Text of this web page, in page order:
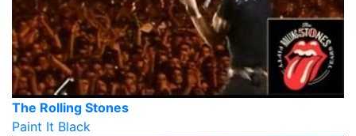
The Rolling Stones
Paint It Black